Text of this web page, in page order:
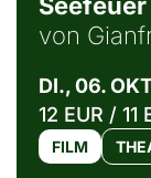
von
DI., 06.
12 EUR / 11
FILM